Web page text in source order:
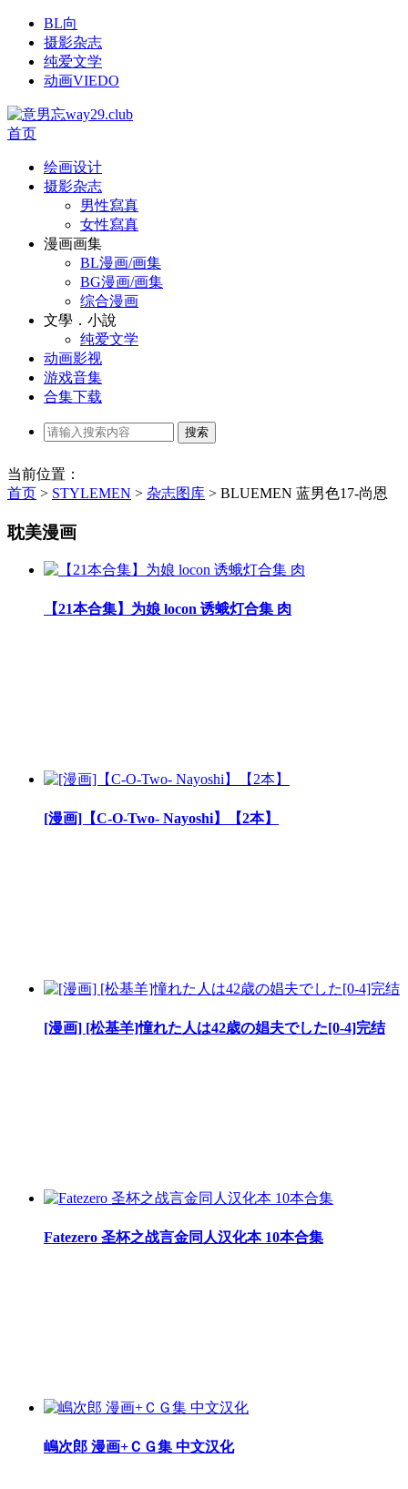
BL向
摄影杂志
纯爱文学
动画VIEDO
首页
绘画设计
摄影杂志
男性寫真
女性寫真
漫画画集
BL漫画/画集
BG漫画/画集
综合漫画
文學．小說
纯爱文学
动画影视
游戏音集
合集下载
当前位置：
首页 > STYLEMEN > 杂志图库 > BLUEMEN 蓝男色17-尚恩
耽美漫画
【21本合集】为娘 locon 诱蛾灯合集 肉
[漫画]【C-O-Two- Nayoshi】【2本】
[漫画] [松基羊]憧れた人は42歳の娼夫でした[0-4]完结
Fatezero 圣杯之战言金同人汉化本 10本合集
嶋次郎 漫画+ＣＧ集 中文汉化